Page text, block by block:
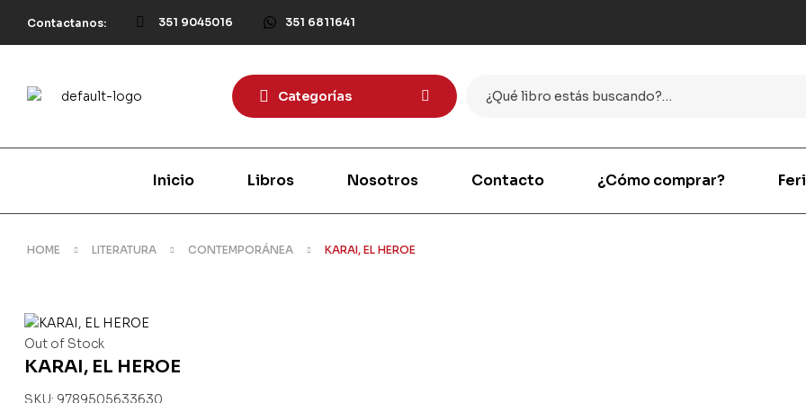
Contactanos: 351 9045016 351 6811641
Categorías
Inicio Libros Nosotros Contacto ¿Cómo comprar?
HOME LITERATURA CONTEMPORÁNEA KARAI, EL HEROE
Out of Stock
KARAI, EL HEROE
SKU: 9789505633630